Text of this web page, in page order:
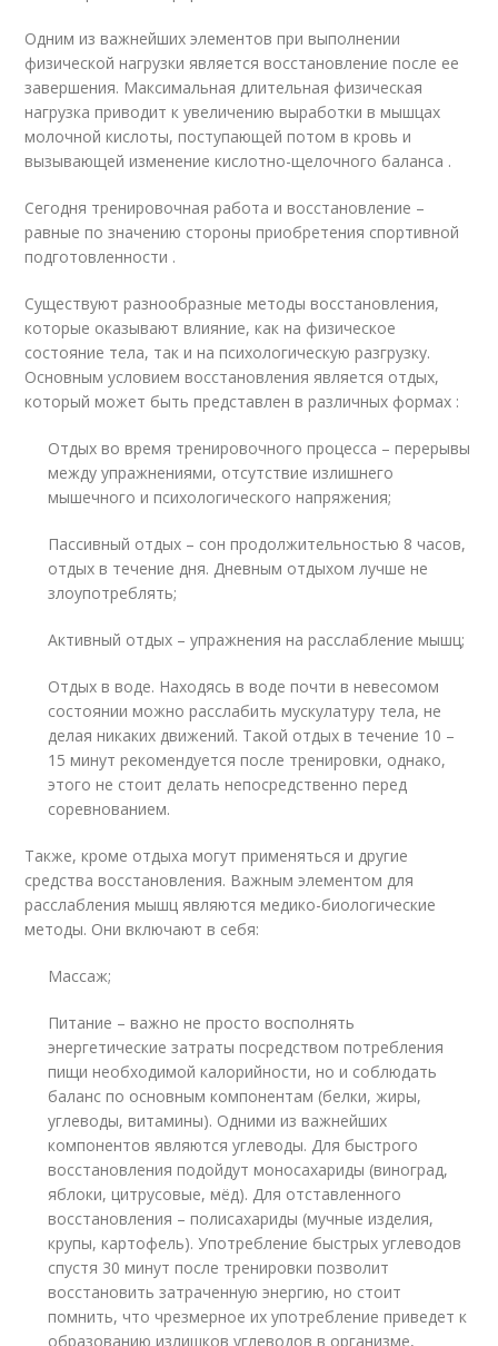
Одним из важнейших элементов при выполнении
физической нагрузки является восстановление после ее
завершения. Максимальная длительная физическая
нагрузка приводит к увеличению выработки в мышцах
молочной кислоты, поступающей потом в кровь и
вызывающей изменение кислотно-щелочного баланса .
Сегодня тренировочная работа и восстановление –
равные по значению стороны приобретения спортивной
подготовленности .
Существуют разнообразные методы восстановления,
которые оказывают влияние, как на физическое
состояние тела, так и на психологическую разгрузку.
Основным условием восстановления является отдых,
который может быть представлен в различных формах :
Отдых во время тренировочного процесса – перерывы
между упражнениями, отсутствие излишнего
мышечного и психологического напряжения;
Пассивный отдых – сон продолжительностью 8 часов,
отдых в течение дня. Дневным отдыхом лучше не
злоупотреблять;
Активный отдых – упражнения на расслабление мышц;
Отдых в воде. Находясь в воде почти в невесомом
состоянии можно расслабить мускулатуру тела, не
делая никаких движений. Такой отдых в течение 10 –
15 минут рекомендуется после тренировки, однако,
этого не стоит делать непосредственно перед
соревнованием.
Также, кроме отдыха могут применяться и другие
средства восстановления. Важным элементом для
расслабления мышц являются медико-биологические
методы. Они включают в себя:
Массаж;
Питание – важно не просто восполнять
энергетические затраты посредством потребления
пищи необходимой калорийности, но и соблюдать
баланс по основным компонентам (белки, жиры,
углеводы, витамины). Одними из важнейших
компонентов являются углеводы. Для быстрого
восстановления подойдут моносахариды (виноград,
яблоки, цитрусовые, мёд). Для отставленного
восстановления – полисахариды (мучные изделия,
крупы, картофель). Употребление быстрых углеводов
спустя 30 минут после тренировки позволит
восстановить затраченную энергию, но стоит
помнить, что чрезмерное их употребление приведет к
образованию излишков углеводов в организме,